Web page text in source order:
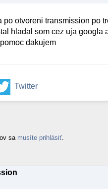
po otvoreni transmission po
hladal som cez uja googla
dakujem
Twitter
sa musíte prihlásiť